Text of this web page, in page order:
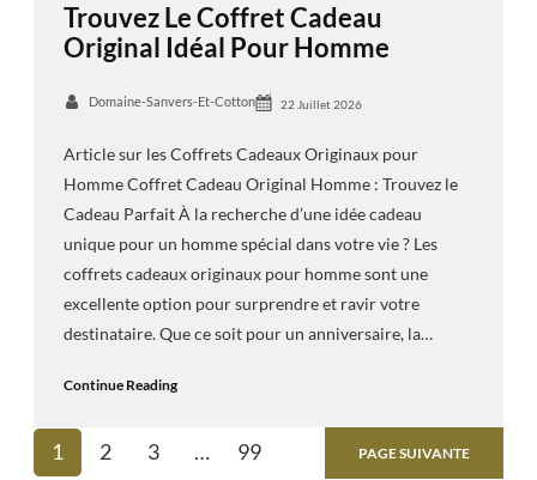
Trouvez Le Coffret Cadeau
Original Idéal Pour Homme
Domaine-Sanvers-Et-Cotton 22 Juillet 2026
Article sur les Coffrets Cadeaux Originaux pour
Homme Coffret Cadeau Original Homme : Trouvez le
Cadeau Parfait À la recherche d’une idée cadeau
unique pour un homme spécial dans votre vie ? Les
coffrets cadeaux originaux pour homme sont une
excellente option pour surprendre et ravir votre
destinataire. Que ce soit pour un anniversaire, la…
Continue Reading
1 2 3 … 99 PAGE SUIVANTE